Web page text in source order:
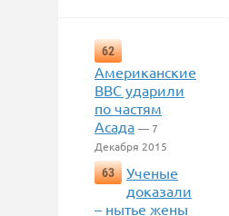
62
Американские
ВВС ударили
по частям
Асада — 7
Декабря 2015
63
Ученые
доказали
– нытье жены